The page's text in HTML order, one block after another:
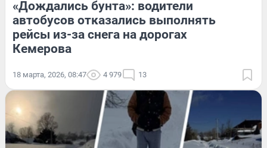
«Дождались бунта»: водители
автобусов отказались выполнять
рейсы из-за снега на дорогах
Кемерова
18 марта, 2026, 08:47 4 979 13